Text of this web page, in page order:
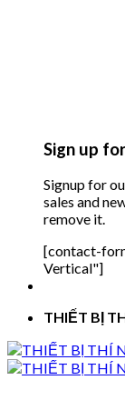
Sign up
Signup for
sales and
remove it.
[contact-
Vertical"]
THIẾT BỊ